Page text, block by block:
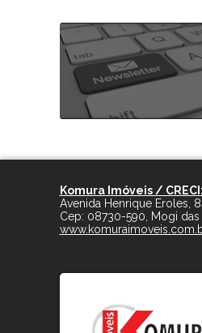
Komura Imóveis /
Avenida Henrique Eroles,
Cep: 08730-590 Mogi